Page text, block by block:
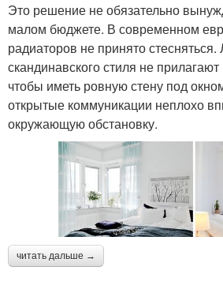
Это решение не обязательно
малом бюджете. В современном
радиаторов не принято
скандинавского стиля не
чтобы иметь ровную стену под
открытые коммуникации неплохо
окружающую обстановку.
читать дальше →